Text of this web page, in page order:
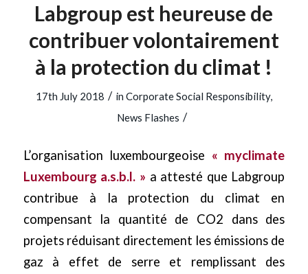
Labgroup est heureuse de
contribuer volontairement
à la protection du climat !
17th July 2018 / in Corporate Social Responsibility,
News Flashes /
L’organisation luxembourgeoise « myclimate
Luxembourg a.s.b.l. » a attesté que Labgroup
contribue à la protection du climat en
compensant la quantité de CO2 dans des
projets réduisant directement les émissions de
gaz à effet de serre et remplissant des